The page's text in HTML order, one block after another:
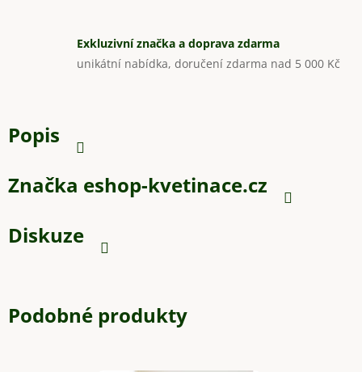
Exkluzivní značka a doprava zdarma
unikátní nabídka, doručení zdarma nad 5 000 Kč
Popis
Značka eshop-kvetinace.cz
Diskuze
Podobné produkty